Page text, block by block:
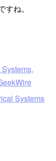
ね。
Systems